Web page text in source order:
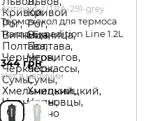
Артикул: UTRA-291-grey
Термочехол для термоса
Tramp Expedition Line 1.2L
344 грн
Нет в наличии